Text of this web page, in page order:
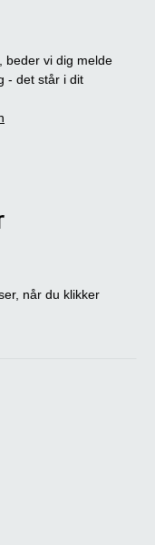
beder vi dig melde
- det står i dit
når du klikker